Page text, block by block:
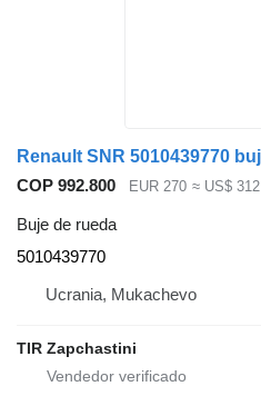
COP 992.800 EUR 270 ≈ US$ 312
Buje de rueda
5010439770
Ucrania, Mukachevo
TIR Zapchastini